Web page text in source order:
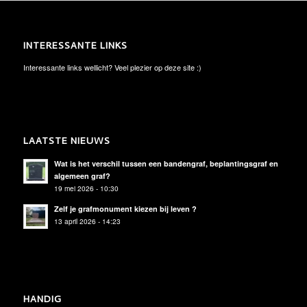
INTERESSANTE LINKS
Interessante links wellicht? Veel plezier op deze site :)
LAATSTE NIEUWS
Wat is het verschil tussen een bandengraf, beplantingsgraf en
algemeen graf?
19 mei 2026 - 10:30
Zelf je grafmonument kiezen bij leven ?
13 april 2026 - 14:23
HANDIG